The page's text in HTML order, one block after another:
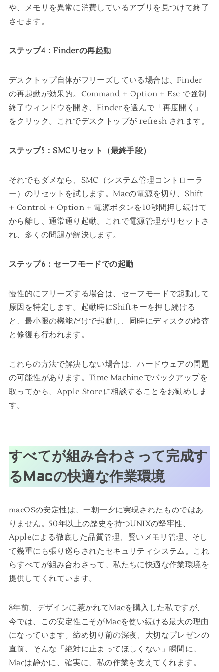
や、メモリを異常に消費しているアプリを見つけて終了
させます。
ステップ4：Finderの再起動
デスクトップ自体がフリーズしている場合は、Finder
の再起動が効果的。Command + Option + Esc で強制
終了ウィンドウを開き、Finderを選んで「再度開く」
をクリック。これでデスクトップが refresh されます。
ステップ5：SMCリセット（最終手段）
それでもダメなら、SMC（システム管理コントローラ
ー）のリセットを試します。Macの電源を切り、Shift
+ Control + Option + 電源ボタンを10秒間押し続けて
から離し、通常通り起動。これで電源管理がリセットさ
れ、多くの問題が解決します。
ステップ6：セーフモードでの起動
慢性的にフリーズする場合は、セーフモードで起動して
原因を特定します。起動時にShiftキーを押し続ける
と、最小限の機能だけで起動し、同時にディスクの検査
と修復も行われます。
これらの方法で解決しない場合は、ハードウェアの問題
の可能性があります。Time Machineでバックアップを
取ってから、Apple Storeに相談することをお勧めしま
す。
すべてが組み合わさって完成す
るMacの快適な作業環境
macOSの安定性は、一朝一夕に実現されたものではあ
りません。50年以上の歴史を持つUNIXの堅牢性、
Appleによる徹底した品質管理、賢いメモリ管理、そし
て幾重にも張り巡らされたセキュリティシステム。これ
らすべてが組み合わさって、私たちに快適な作業環境を
提供してくれています。
8年前、デザインに惹かれてMacを購入した私ですが、
今では、この安定性こそがMacを使い続ける最大の理由
になっています。締め切り前の深夜、大切なプレゼンの
直前、そんな「絶対に止まってほしくない」瞬間に、
Macは静かに、確実に、私の作業を支えてくれます。